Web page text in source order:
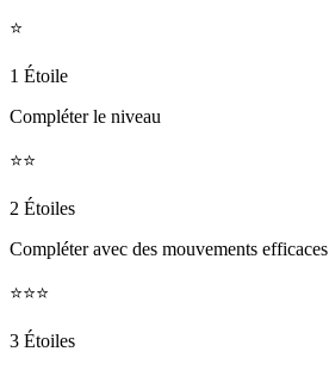
⭐
1 Étoile
Compléter le niveau
⭐⭐
2 Étoiles
Compléter avec des mouvements efficaces
⭐⭐⭐
3 Étoiles